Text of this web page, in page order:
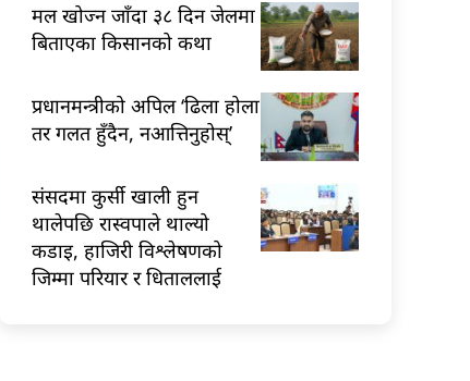
मल खोज्न जाँदा ३८ दिन जेलमा
बिताएका किसानको कथा
प्रधानमन्त्रीको अपिल ‘ढिला होला
तर गलत हुँदैन, नआत्तिनुहोस्’
संसदमा कुर्सी खाली हुन
थालेपछि रास्वपाले थाल्यो
कडाइ, हाजिरी विश्लेषणको
जिम्मा परियार र धिताललाई